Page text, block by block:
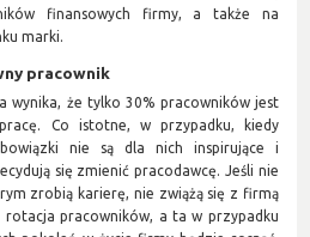
finansowych firmy, a także na
marki.
pracownik
wynika, że tylko 30% pracowników jest
Co istotne, w przypadku, kiedy
nie są dla nich inspirujące i
się zmienić pracodawcę. Jeśli nie
zrobią karierę, nie zwiążą się z firmą
rotacja pracowników, a ta w przypadku